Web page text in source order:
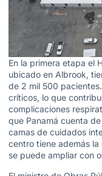
En la primera etapa el
ubicado en Albrook,
de 2 mil 500
críticos, lo que
complicaciones
que Panamá cuenta
camas de cuidados
centro tiene además
se puede ampliar con